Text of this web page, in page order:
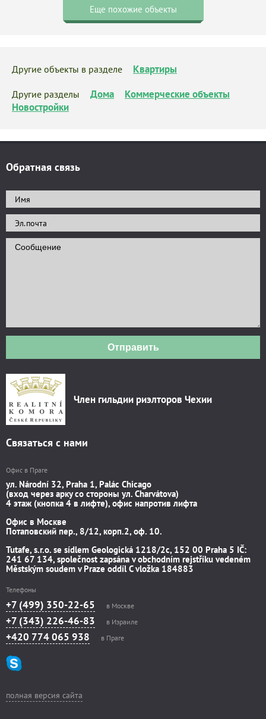
Еще похожие объекты
Другие объекты в разделе Квартиры
Другие разделы Дома
Коммерческие объекты
Новостройки
Обратная связь
Отправить
Член гильдии риэлторов Чехии
Связаться с нами
Офис в Праге
ул. Národní 32, Praha 1, Palác Chicago
(вход через арку со стороны ул. Charvátova)
4 этаж (кнопка 4 в лифте), офис напротив лифта
Офис в Москве
Потаповский пер., 8/12, корп.2, оф. 10.
Tutafe, s.r.o. se sídlem Geologická 1218/2c, 152 00 Praha 5 IČ:
241 67 134, společnost zapsána v obchodním rejstříku vedeném
Městským soudem v Praze oddíl C vložka 184883
Телефоны
+7 (499) 350-22-65 в Москве
+7 (343) 226-46-83 в Израиле
+420 774 065 938 в Праге
полная версия сайта